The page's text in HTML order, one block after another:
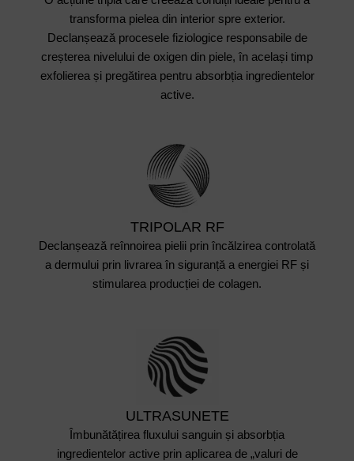
transforma pielea din interior spre exterior.
Declanșează procesele fiziologice responsabile de
creșterea nivelului de oxigen din piele, în același timp
exfolierea și pregătirea pentru absorbția ingredientelor
active.
TRIPOLAR RF
Declanșează reînnoirea pielii prin încălzirea controlată
a dermului prin livrarea în siguranță a energiei RF și
stimularea producției de colagen.
ULTRASUNETE
Îmbunătățirea fluxului sanguin și absorbția
ingredientelor active prin aplicarea de „valuri de